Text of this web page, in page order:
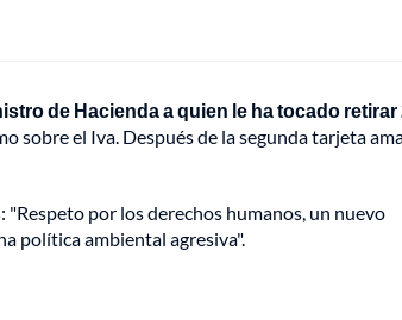
de Hacienda a quien le ha tocado retirar
sobre el Iva. Después de la segunda tarjeta
"Respeto por los derechos humanos, un nuevo
política ambiental agresiva".